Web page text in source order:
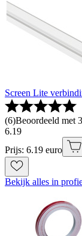
Screen Lite
(6)Beoordeeld met
6.19
Prijs: 6.19 euro
Bekijk alles in